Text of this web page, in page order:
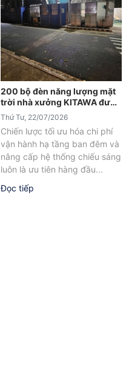
200 bộ đèn năng lượng mặt
trời nhà xưởng KITAWA được
lắp đặt tại Hợp Trí Summit
Thứ Tư, 22/07/2026
Chiến lược tối ưu hóa chi phí
vận hành hạ tầng ban đêm và
nâng cấp hệ thống chiếu sáng
luôn là ưu tiên hàng đầu...
Đọc tiếp